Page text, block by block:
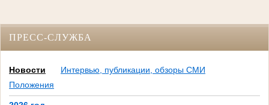
ПРЕСС-СЛУЖБА
Новости
Интервью, публикации, обзоры СМИ
Положения